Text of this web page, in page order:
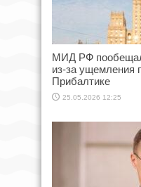
МИД РФ
из-за ущемления
Прибалтике
25.05.2026 12:25